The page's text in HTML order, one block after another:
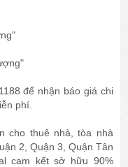
để nhận báo giá chi
phí.
cho thuê nhà, tòa nhà
2, Quận 3, Quận Tân
cam kết sở hữu 90%